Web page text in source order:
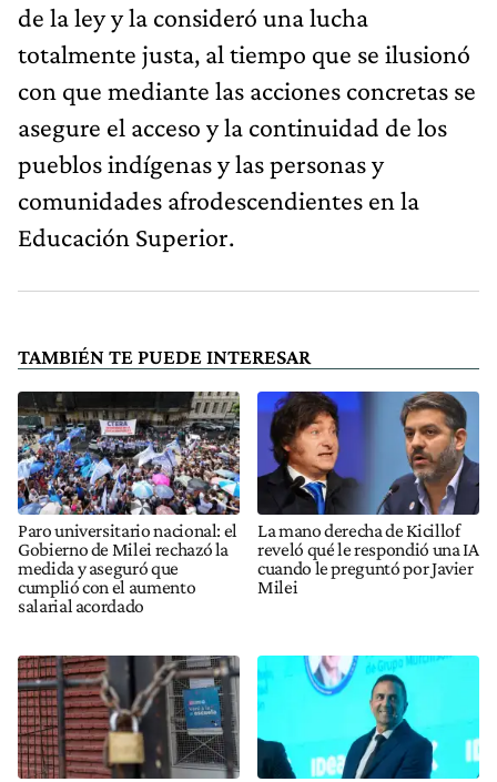
de la ley y la consideró una lucha
totalmente justa, al tiempo que se ilusionó
con que mediante las acciones concretas se
asegure el acceso y la continuidad de los
pueblos indígenas y las personas y
comunidades afrodescendientes en la
Educación Superior.
TAMBIÉN TE PUEDE INTERESAR
Paro universitario nacional: el
Gobierno de Milei rechazó la
medida y aseguró que
cumplió con el aumento
salarial acordado
La mano derecha de Kicillof
reveló qué le respondió una IA
cuando le preguntó por Javier
Milei